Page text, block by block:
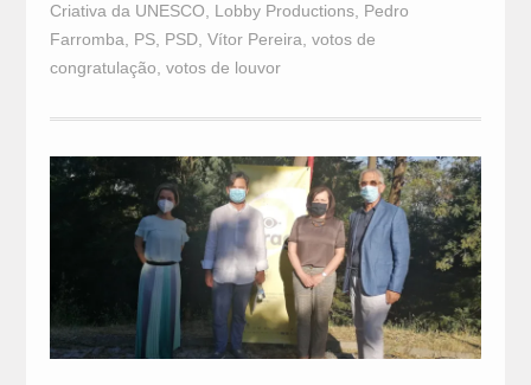
Criativa da UNESCO, Lobby Productions, Pedro
Farromba, PS, PSD, Vítor Pereira, votos de
congratulação, votos de louvor